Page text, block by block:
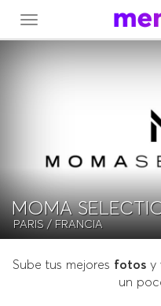
MENU
MOMA
PARIS/ FRANCIA
Sube tus mejores fotosy
un